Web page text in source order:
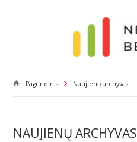
Pagrindinis Naujienų archyvas
NAUJIENŲ ARCHYVAS